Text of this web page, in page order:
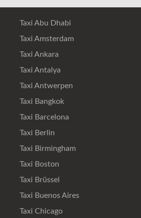
Taxi Abu Dhabi
Taxi Amsterdam
Taxi Ankara
Taxi Antalya
Taxi Antwerpen
Taxi Bangkok
Taxi Barcelona
Taxi Berlin
Taxi Birmingham
Taxi Boston
Taxi Brüssel
Taxi Buenos Aires
Taxi Chicago